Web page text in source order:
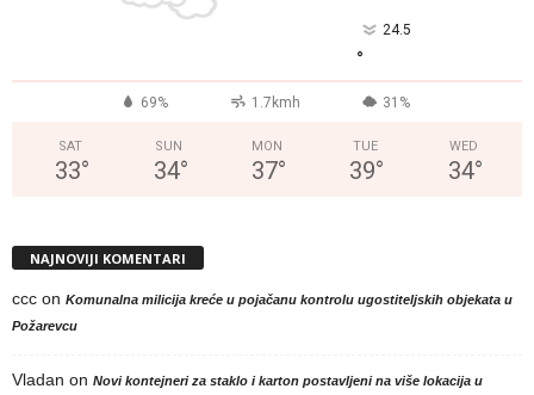
24.5
°
69% 1.7kmh 31%
SAT
33°
SUN
34°
MON
37°
TUE
39°
WED
34°
NAJNOVIJI KOMENTARI
ccc on Komunalna milicija kreće u pojačanu kontrolu ugostiteljskih objekata u
Požarevcu
Vladan on Novi kontejneri za staklo i karton postavljeni na više lokacija u